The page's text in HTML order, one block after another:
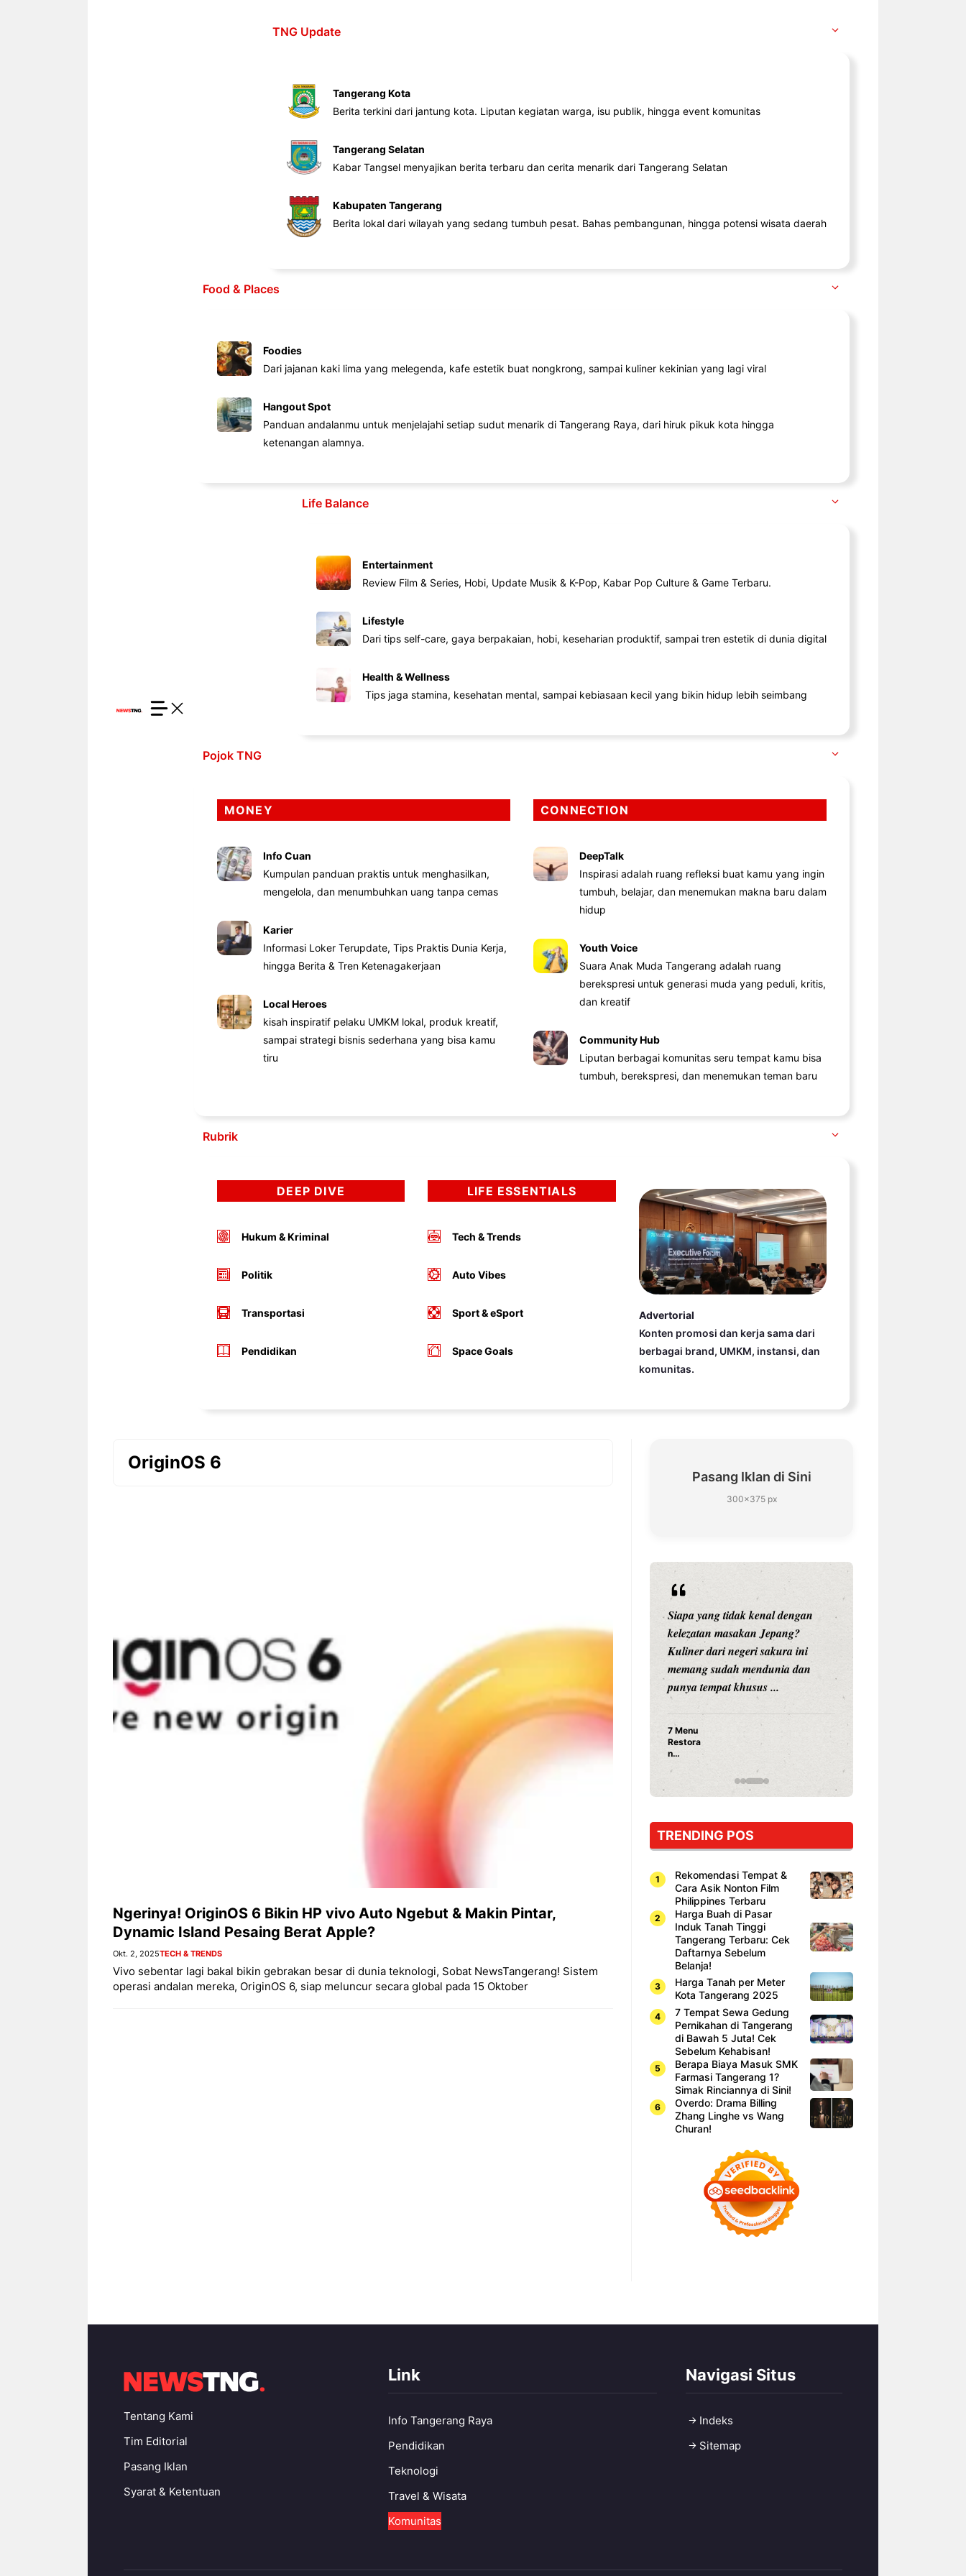
TNG Update
Tangerang Kota
Berita terkini dari jantung kota. Liputan kegiatan warga, isu publik, hingga event komunitas
Tangerang Selatan
Kabar Tangsel menyajikan berita terbaru dan cerita menarik dari Tangerang Selatan
Kabupaten Tangerang
Berita lokal dari wilayah yang sedang tumbuh pesat. Bahas pembangunan, hingga potensi wisata daerah
Food & Places
Foodies
Dari jajanan kaki lima yang melegenda, kafe estetik buat nongkrong, sampai kuliner kekinian yang lagi viral
Hangout Spot
Panduan andalanmu untuk menjelajahi setiap sudut menarik di Tangerang Raya, dari hiruk pikuk kota hingga
ketenangan alamnya.
Life Balance
Entertainment
Review Film & Series, Hobi, Update Musik & K-Pop, Kabar Pop Culture & Game Terbaru.
Lifestyle
Dari tips self-care, gaya berpakaian, hobi, keseharian produktif, sampai tren estetik di dunia digital
Health & Wellness
Tips jaga stamina, kesehatan mental, sampai kebiasaan kecil yang bikin hidup lebih seimbang
Pojok TNG
MONEY
Info Cuan
Kumpulan panduan praktis untuk menghasilkan,
mengelola, dan menumbuhkan uang tanpa cemas
Karier
Informasi Loker Terupdate, Tips Praktis Dunia Kerja,
hingga Berita & Tren Ketenagakerjaan
Local Heroes
kisah inspiratif pelaku UMKM lokal, produk kreatif,
sampai strategi bisnis sederhana yang bisa kamu
tiru
CONNECTION
DeepTalk
Inspirasi adalah ruang refleksi buat kamu yang ingin
tumbuh, belajar, dan menemukan makna baru dalam
hidup
Youth Voice
Suara Anak Muda Tangerang adalah ruang
berekspresi untuk generasi muda yang peduli, kritis,
dan kreatif
Community Hub
Liputan berbagai komunitas seru tempat kamu bisa
tumbuh, berekspresi, dan menemukan teman baru
Rubrik
DEEP DIVE
Hukum & Kriminal
Politik
Transportasi
Pendidikan
LIFE ESSENTIALS
Tech & Trends
Auto Vibes
Sport & eSport
Space Goals
Advertorial
Konten promosi dan kerja sama dari
berbagai brand, UMKM, instansi, dan
komunitas.
OriginOS 6
Ngerinya! OriginOS 6 Bikin HP vivo Auto Ngebut & Makin Pintar,
Dynamic Island Pesaing Berat Apple?
Okt. 2, 2025TECH & TRENDS
Vivo sebentar lagi bakal bikin gebrakan besar di dunia teknologi, Sobat NewsTangerang! Sistem
operasi andalan mereka, OriginOS 6, siap meluncur secara global pada 15 Oktober
Pasang Iklan di Sini
300×375 px
dan Vicky Prasetyo, kini merambah
dunia kuliner dengan membuka
Nunung Srimulat & Vicky
eat Kakkoii All You Can Eat
Bandung menghadirkan
penawaran spesial ...
Sambut 2026, Kakkoii
Bandung Hadirkan Pesta All
You Can Eat Mulai Rp
ngerjain sesuatu cuma buat iseng-
iseng, eh ternyata malah jadi
peluang bisnis yang
menguntungkan? Nah, itulah ...
Dari Iseng Jadi Cuan: Kisah
Siapa yang tidak kenal dengan
kelezatan masakan Jepang?
Kuliner dari negeri sakura ini
memang sudah mendunia dan
punya tempat khusus ...
7 Menu
Restora
n
yang
Dicoba,
Cuma
Sushi!
TRENDING POS
Rekomendasi Tempat &
Cara Asik Nonton Film
Philippines Terbaru
Harga Buah di Pasar
Induk Tanah Tinggi
Tangerang Terbaru: Cek
Daftarnya Sebelum
Belanja!
Harga Tanah per Meter
Kota Tangerang 2025
7 Tempat Sewa Gedung
Pernikahan di Tangerang
di Bawah 5 Juta! Cek
Sebelum Kehabisan!
Berapa Biaya Masuk SMK
Farmasi Tangerang 1?
Simak Rinciannya di Sini!
Overdo: Drama Billing
Zhang Linghe vs Wang
Churan!
Tentang Kami
Tim Editorial
Pasang Iklan
Syarat & Ketentuan
Link
Info Tangerang Raya
Pendidikan
Teknologi
Travel & Wisata
Komunitas
Navigasi Situs
Indeks
Sitemap